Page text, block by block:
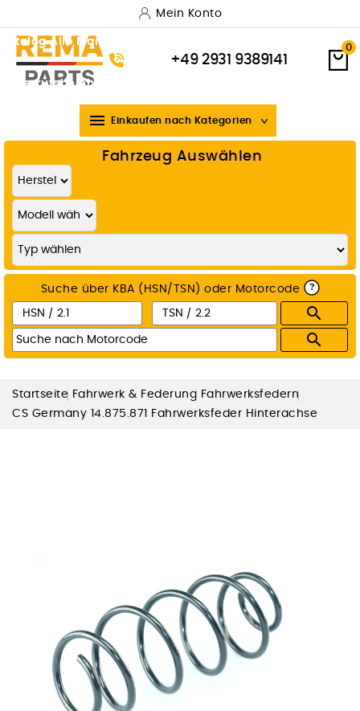
Mein Konto
+49 2931 9389141
0
Fahrzeug Auswählen
Suche über KBA (HSN/TSN) oder Motorcode ?


 Einkaufen nach Kategorien
Katalog Alle Marken
Widerrufsbelehrung
Startseite Fahrwerk & Federung Fahrwerksfedern
CS Germany 14.875.871 Fahrwerksfeder Hinterachse